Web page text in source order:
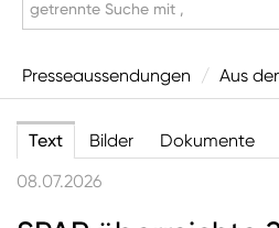
Presseaussendungen
Aus den Regionen
Presseaussendungen / Aus
Text Bilder
Dokumente
08.07.2026